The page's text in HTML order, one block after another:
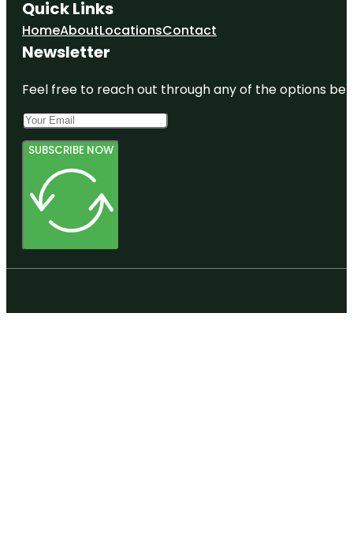
Quick Links
HomeAboutLocationsContact
Newsletter
Feel free to reach out through any of the options
SUBSCRIBE NOW